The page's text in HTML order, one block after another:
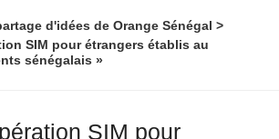
d'idées de Orange Sénégal
SIM pour étrangers établis au
sénégalais »
SIM pour